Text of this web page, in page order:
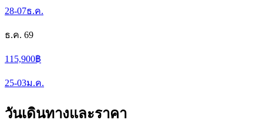
28-07ธ.ค.
ธ.ค. 69
115,900฿
25-03ม.ค.
วันเดินทางและราคา